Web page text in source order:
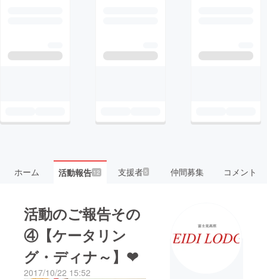
ホーム 活動報告12 支援者5 仲間募集 コメント
活動のご報告その
④【ケータリン
グ・ディナ～】❤
2017/10/22 15:52